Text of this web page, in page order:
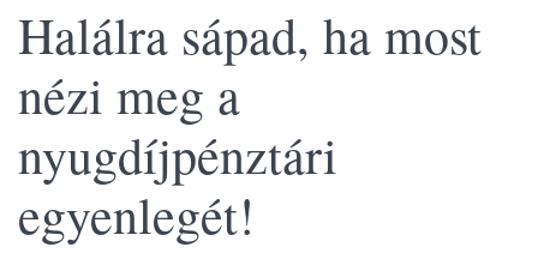
Halálra sápad, ha most
nézi meg a
nyugdíjpénztári
egyenlegét!